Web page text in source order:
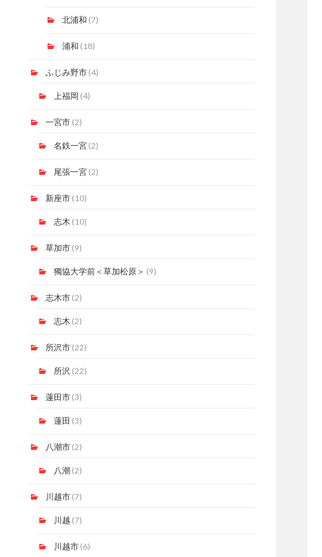
北浦和 (7)
浦和 (18)
ふじみ野市(4)
上福岡 (4)
一宮市(2)
名鉄一宮(2)
尾張一宮(2)
新座市(10)
志木(10)
草加市(9)
獨協大学前＜草加松原＞ (9)
志木市(2)
志木 (2)
所沢市(22)
所沢 (22)
蓮田市(3)
蓮田 (3)
八潮市(2)
八潮(2)
川越市(7)
川越 (7)
川越市(6)